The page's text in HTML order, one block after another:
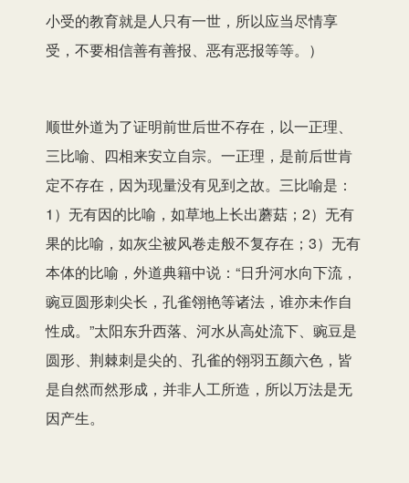
小受的教育就是人只有一世，所以应当尽情享
受，不要相信善有善报、恶有恶报等等。）
顺世外道为了证明前世后世不存在，以一正理、
三比喻、四相来安立自宗。一正理，是前后世肯
定不存在，因为现量没有见到之故。三比喻是：
1）无有因的比喻，如草地上长出蘑菇；2）无有
果的比喻，如灰尘被风卷走般不复存在；3）无有
本体的比喻，外道典籍中说：“日升河水向下流，
豌豆圆形刺尖长，孔雀翎艳等诸法，谁亦未作自
性成。”太阳东升西落、河水从高处流下、豌豆是
圆形、荆棘刺是尖的、孔雀的翎羽五颜六色，皆
是自然而然形成，并非人工所造，所以万法是无
因产生。